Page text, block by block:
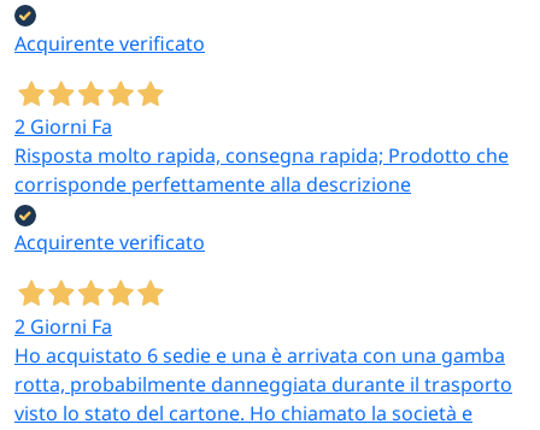
Acquirente verificato
2 Giorni Fa
Risposta molto rapida, consegna rapida; Prodotto che
corrisponde perfettamente alla descrizione
Acquirente verificato
2 Giorni Fa
Ho acquistato 6 sedie e una è arrivata con una gamba
rotta, probabilmente danneggiata durante il trasporto
visto lo stato del cartone. Ho chiamato la società e